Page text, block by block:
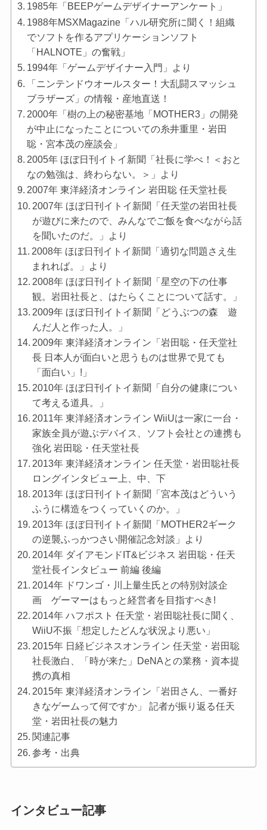
1985年「BEEPゲームデザイナーアンケート」
1988年MSXMagazine「ハル研究所に聞く！組織
でソフトを作るアプリケーションソフト
「HALNOTE」の奮戦」
1994年「ゲームデザイナー入門」より
「ニンテンドウオールスター！大乱闘スマッシュ
ブラザーズ」の情報・産地直送！
2000年「樹の上の秘密基地「MOTHER3」の開発
が中止になったことについての糸井重里・岩田
聡・宮本茂の座談会」
2005年 ほぼ日刊イトイ新聞「社長に学べ！＜おと
なの勉強は、終わらない。＞」より
2007年 東洋経済オンライン 岩田聡 任天堂社長
2007年 ほぼ日刊イトイ新聞「任天堂の岩田社長
が遊びに来たので、みんなでご飯を食べながら話
を聞いたのだ。」より
2008年 ほぼ日刊イトイ新聞「適切な問題さえ生
まれれば。」より
2008年 ほぼ日刊イトイ新聞「星空の下の仕事
観。岩田社長と、はたらくことについて話す。」
2009年 ほぼ日刊イトイ新聞「どうぶつの森 遊
んだ人と作った人。」
2009年 東洋経済オンライン「岩田聡・任天堂社
長 日本人が面白いと思うものは世界で見ても
「面白い」!」
2010年 ほぼ日刊イトイ新聞「自分の健康につい
て考える道具。」
2011年 東洋経済オンライン WiiUは一家に一台・
家族全員が遊ぶデバイス、ソフト会社との連携も
強化 岩田聡・任天堂社長
2013年 東洋経済オンライン 任天堂・岩田聡社長
ロングインタビュー上、中、下
2013年 ほぼ日刊イトイ新聞「宮本茂はどういう
ふうに構造をつくっていくのか。」
2013年 ほぼ日刊イトイ新聞「MOTHER2ギーク
の逆襲ふっかつさい開催記念対談」より
2014年 ダイアモンドIT&ビジネス 岩田聡・任天
堂社長インタビュー 前編 後編
2014年 ドワンゴ・川上量生氏との特別対談企
画 ゲーマーはもっと経営者を目指すべき!
2014年 ハフポスト 任天堂・岩田聡社長に聞く、
WiiU不振「想定したどんな状況より悪い」
2015年 日経ビジネスオンライン 任天堂・岩田聡
社長激白、「時が来た」DeNAとの業務・資本提
携の真相
2015年 東洋経済オンライン「岩田さん、一番好
きなゲームって何ですか」 記者が振り返る任天
堂・岩田社長の魅力
関連記事
参考・出典
インタビュー記事